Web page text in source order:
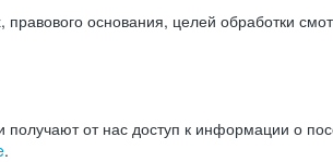
основания, целей обработки
от нас доступ к информации о
.